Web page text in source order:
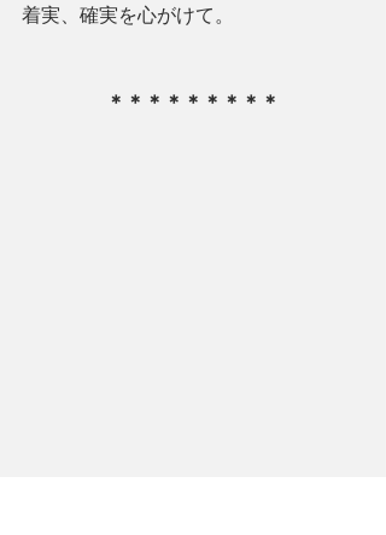
着実、確実を心がけて。
＊＊＊＊＊＊＊＊＊